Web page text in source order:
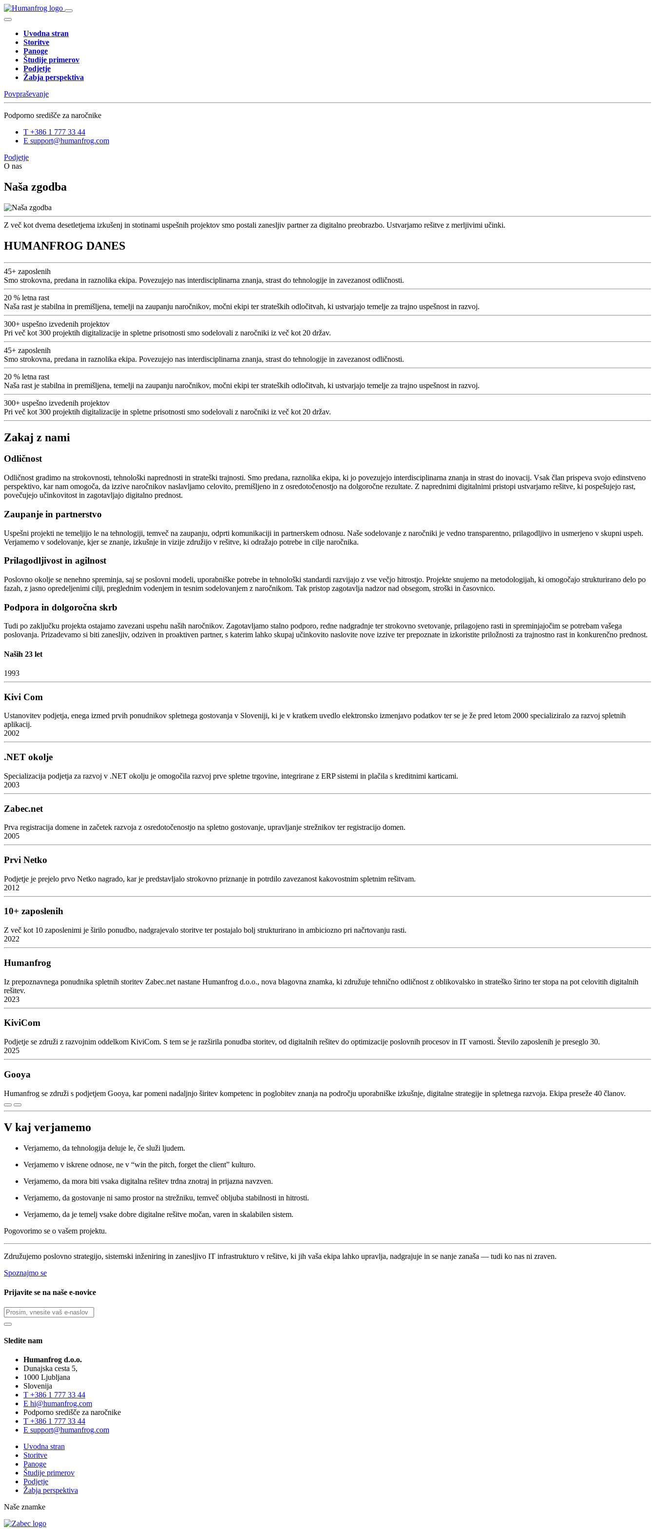
Uvodna stran
Storitve
Panoge
Študije primerov
Podjetje
Žabja perspektiva
Povpraševanje
Podporno središče za naročnike
T +386 1 777 33 44
E support@humanfrog.com
Podjetje
O nas
Naša zgodba
Z več kot dvema desetletjema izkušenj in stotinami uspešnih projektov smo postali zanesljiv partner za digitalno preobrazbo. Ustvarjamo rešitve z merljivimi učinki.
HUMANFROG DANES
45+ zaposlenih
Smo strokovna, predana in raznolika ekipa. Povezujejo nas interdisciplinarna znanja, strast do tehnologije in zavezanost odličnosti.
20 % letna rast
Naša rast je stabilna in premišljena, temelji na zaupanju naročnikov, močni ekipi ter strateških odločitvah, ki ustvarjajo temelje za trajno uspešnost in razvoj.
300+ uspešno izvedenih projektov
Pri več kot 300 projektih digitalizacije in spletne prisotnosti smo sodelovali z naročniki iz več kot 20 držav.
45+ zaposlenih
Smo strokovna, predana in raznolika ekipa. Povezujejo nas interdisciplinarna znanja, strast do tehnologije in zavezanost odličnosti.
20 % letna rast
Naša rast je stabilna in premišljena, temelji na zaupanju naročnikov, močni ekipi ter strateških odločitvah, ki ustvarjajo temelje za trajno uspešnost in razvoj.
300+ uspešno izvedenih projektov
Pri več kot 300 projektih digitalizacije in spletne prisotnosti smo sodelovali z naročniki iz več kot 20 držav.
Zakaj z nami
Odličnost
Odličnost gradimo na strokovnosti, tehnološki naprednosti in strateški trajnosti. Smo predana, raznolika ekipa, ki jo povezujejo interdisciplinarna znanja in strast do inovacij. Vsak član prispeva svojo edinstveno
perspektivo, kar nam omogoča, da izzive naročnikov naslavljamo celovito, premišljeno in z osredotočenostjo na dolgoročne rezultate. Z naprednimi digitalnimi pristopi ustvarjamo rešitve, ki pospešujejo rast,
povečujejo učinkovitost in zagotavljajo digitalno prednost.
Zaupanje in partnerstvo
Uspešni projekti ne temeljijo le na tehnologiji, temveč na zaupanju, odprti komunikaciji in partnerskem odnosu. Naše sodelovanje z naročniki je vedno transparentno, prilagodljivo in usmerjeno v skupni uspeh.
Verjamemo v sodelovanje, kjer se znanje, izkušnje in vizije združijo v rešitve, ki odražajo potrebe in cilje naročnika.
Prilagodljivost in agilnost
Poslovno okolje se nenehno spreminja, saj se poslovni modeli, uporabniške potrebe in tehnološki standardi razvijajo z vse večjo hitrostjo. Projekte snujemo na metodologijah, ki omogočajo strukturirano delo po
fazah, z jasno opredeljenimi cilji, preglednim vodenjem in tesnim sodelovanjem z naročnikom. Tak pristop zagotavlja nadzor nad obsegom, stroški in časovnico.
Podpora in dolgoročna skrb
Tudi po zaključku projekta ostajamo zavezani uspehu naših naročnikov. Zagotavljamo stalno podporo, redne nadgradnje ter strokovno svetovanje, prilagojeno rasti in spreminjajočim se potrebam vašega
poslovanja. Prizadevamo si biti zanesljiv, odziven in proaktiven partner, s katerim lahko skupaj učinkovito naslovite nove izzive ter prepoznate in izkoristite priložnosti za trajnostno rast in konkurenčno prednost.
Naših 23 let
1993
Kivi Com
Ustanovitev podjetja, enega izmed prvih ponudnikov spletnega gostovanja v Sloveniji, ki je v kratkem uvedlo elektronsko izmenjavo podatkov ter se je že pred letom 2000 specializiralo za razvoj spletnih
aplikacij.
2002
.NET okolje
Specializacija podjetja za razvoj v .NET okolju je omogočila razvoj prve spletne trgovine, integrirane z ERP sistemi in plačila s kreditnimi karticami.
2003
Zabec.net
Prva registracija domene in začetek razvoja z osredotočenostjo na spletno gostovanje, upravljanje strežnikov ter registracijo domen.
2005
Prvi Netko
Podjetje je prejelo prvo Netko nagrado, kar je predstavljalo strokovno priznanje in potrdilo zavezanost kakovostnim spletnim rešitvam.
2012
10+ zaposlenih
Z več kot 10 zaposlenimi je širilo ponudbo, nadgrajevalo storitve ter postajalo bolj strukturirano in ambiciozno pri načrtovanju rasti.
2022
Humanfrog
Iz prepoznavnega ponudnika spletnih storitev Zabec.net nastane Humanfrog d.o.o., nova blagovna znamka, ki združuje tehnično odličnost z oblikovalsko in strateško širino ter stopa na pot celovitih digitalnih
rešitev.
2023
KiviCom
Podjetje se združi z razvojnim oddelkom KiviCom. S tem se je razširila ponudba storitev, od digitalnih rešitev do optimizacije poslovnih procesov in IT varnosti. Število zaposlenih je preseglo 30.
2025
Gooya
Humanfrog se združi s podjetjem Gooya, kar pomeni nadaljnjo širitev kompetenc in poglobitev znanja na področju uporabniške izkušnje, digitalne strategije in spletnega razvoja. Ekipa preseže 40 članov.
V kaj verjamemo
Verjamemo, da tehnologija deluje le, če služi ljudem.
Verjamemo v iskrene odnose, ne v “win the pitch, forget the client” kulturo.
Verjamemo, da mora biti vsaka digitalna rešitev trdna znotraj in prijazna navzven.
Verjamemo, da gostovanje ni samo prostor na strežniku, temveč obljuba stabilnosti in hitrosti.
Verjamemo, da je temelj vsake dobre digitalne rešitve močan, varen in skalabilen sistem.
Pogovorimo se o vašem projektu.
Združujemo poslovno strategijo, sistemski inženiring in zanesljivo IT infrastrukturo v rešitve, ki jih vaša ekipa lahko upravlja, nadgrajuje in se nanje zanaša — tudi ko nas ni zraven.
Spoznajmo se
Prijavite se na naše e-novice
Sledite nam
Humanfrog d.o.o.
Dunajska cesta 5,
1000 Ljubljana
Slovenija
T +386 1 777 33 44
E hi@humanfrog.com
Podporno središče za naročnike
T +386 1 777 33 44
E support@humanfrog.com
Uvodna stran
Storitve
Panoge
Študije primerov
Podjetje
Žabja perspektiva
Naše znamke